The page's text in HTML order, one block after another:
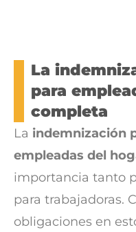
La
para
completa
La indemnización
empleadas del
importancia tanto
para trabajadoras.
obligaciones en